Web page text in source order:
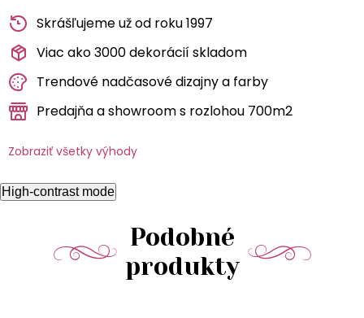
Skrášľujeme už od roku 1997
Viac ako 3000 dekorácií skladom
Trendové nadčasové dizajny a farby
Predajňa a showroom s rozlohou 700m2
Zobraziť všetky výhody
High-contrast mode
Podobné
produkty